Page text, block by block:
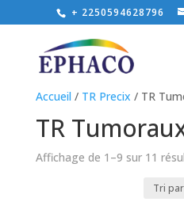
+ 2250594628796
Accueil / TR Precix / TR
TR
Affichage de 1–9 sur 11